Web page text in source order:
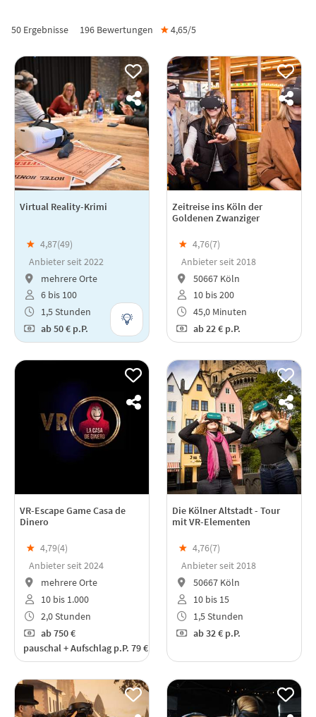
50 Ergebnisse 196 Bewertungen ★4,65/5
Virtual Reality-Krimi
★ 4,87(49)
Anbieter seit 2022
mehrere Orte
6 bis 100
1,5 Stunden
ab50 € p.P.
Zeitreise ins Köln der
Goldenen Zwanziger
★ 4,76(7)
Anbieter seit 2018
50667 Köln
10 bis 200
45,0 Minuten
ab22 € p.P.
VR-Escape Game Casa de
Dinero
★ 4,79(4)
Anbieter seit 2024
mehrere Orte
10 bis 1.000
2,0 Stunden
ab750 €
pauschal + Aufschlag p.P. 79 €
Die Kölner Altstadt - Tour
mit VR-Elementen
★ 4,76(7)
Anbieter seit 2018
50667 Köln
10 bis 15
1,5 Stunden
ab32 € p.P.